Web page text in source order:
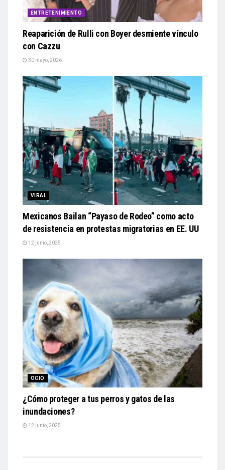
ENTRETENIMIENTO
Reaparición de Rulli con Boyer desmiente vínculo
con Cazzu
30 mayo, 2026
VIRAL
Mexicanos Bailan “Payaso de Rodeo” como acto
de resistencia en protestas migratorias en EE. UU
12 junio, 2025
OCIO
¿Cómo proteger a tus perros y gatos de las
inundaciones?
12 junio, 2025